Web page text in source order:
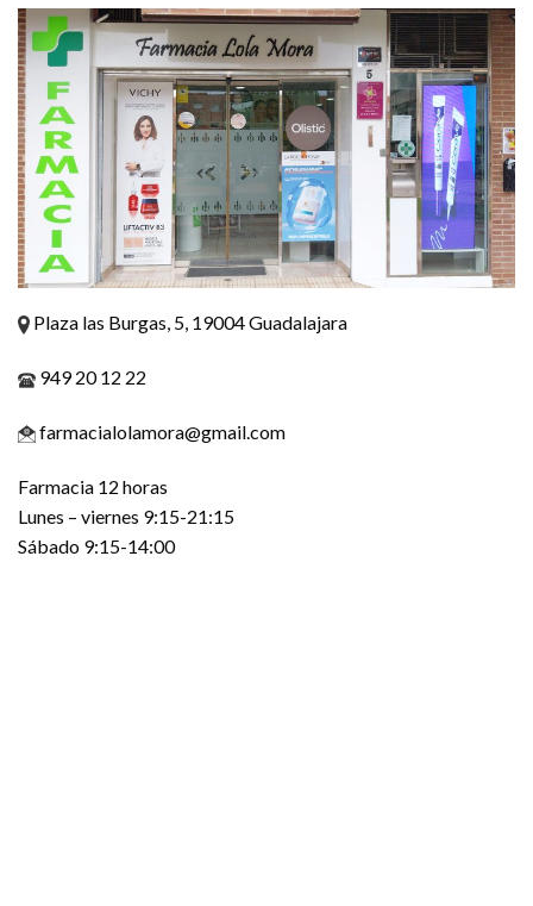
Plaza las Burgas, 5, 19004 Guadalajara
949 20 12 22
farmacialolamora@gmail.com
Farmacia 12 horas
Lunes – viernes 9:15-21:15
Sábado 9:15-14:00